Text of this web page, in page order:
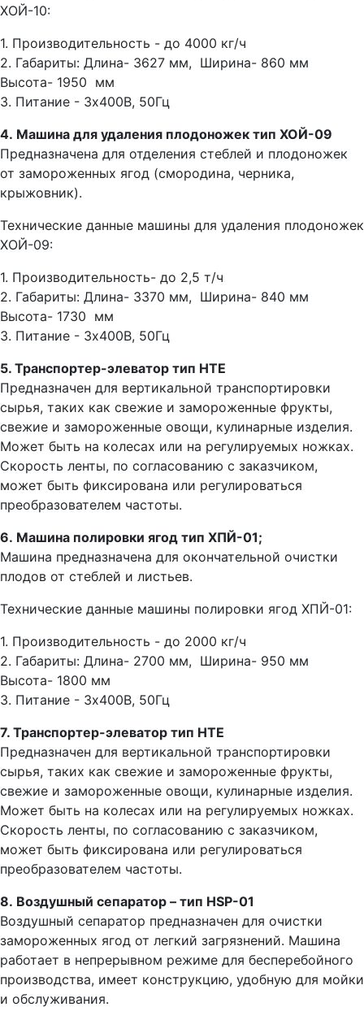
ХОЙ-10:
1. Производительность - до 4000 кг/ч
2. Габариты: Длина- 3627 мм, Ширина- 860 мм
Высота- 1950 мм
3. Питание - 3x400В, 50Гц
4. Машина для удаления плодоножек тип ХОЙ-09
Предназначена для отделения стеблей и плодоножек
от замороженных ягод (смородина, черника,
крыжовник).
Технические данные машины для удаления плодоножек
ХОЙ-09:
1. Производительность- до 2,5 т/ч
2. Габариты: Длина- 3370 мм, Ширина- 840 мм
Высота- 1730 мм
3. Питание - 3x400В, 50Гц
5. Транспортер-элеватор тип HTE
Предназначен для вертикальной транспортировки
сырья, таких как свежие и замороженные фрукты,
свежие и замороженные овощи, кулинарные изделия.
Может быть на колесах или на регулируемых ножках.
Скорость ленты, по согласованию с заказчиком,
может быть фиксирована или регулироваться
преобразователем частоты.
6. Машина полировки ягод тип ХПЙ-01;
Машина предназначена для окончательной очистки
плодов от стеблей и листьев.
Технические данные машины полировки ягод ХПЙ-01:
1. Производительность - до 2000 кг/ч
2. Габариты: Длина- 2700 мм, Ширина- 950 мм
Высота- 1800 мм
3. Питание - 3x400В, 50Гц
7. Транспортер-элеватор тип HTE
Предназначен для вертикальной транспортировки
сырья, таких как свежие и замороженные фрукты,
свежие и замороженные овощи, кулинарные изделия.
Может быть на колесах или на регулируемых ножках.
Скорость ленты, по согласованию с заказчиком,
может быть фиксирована или регулироваться
преобразователем частоты.
8. Воздушный сепаратор – тип HSP-01
Воздушный сепаратор предназначен для очистки
замороженных ягод от легкий загрязнений. Машина
работает в непрерывном режиме для бесперебойного
производства, имеет конструкцию, удобную для мойки
и обслуживания.